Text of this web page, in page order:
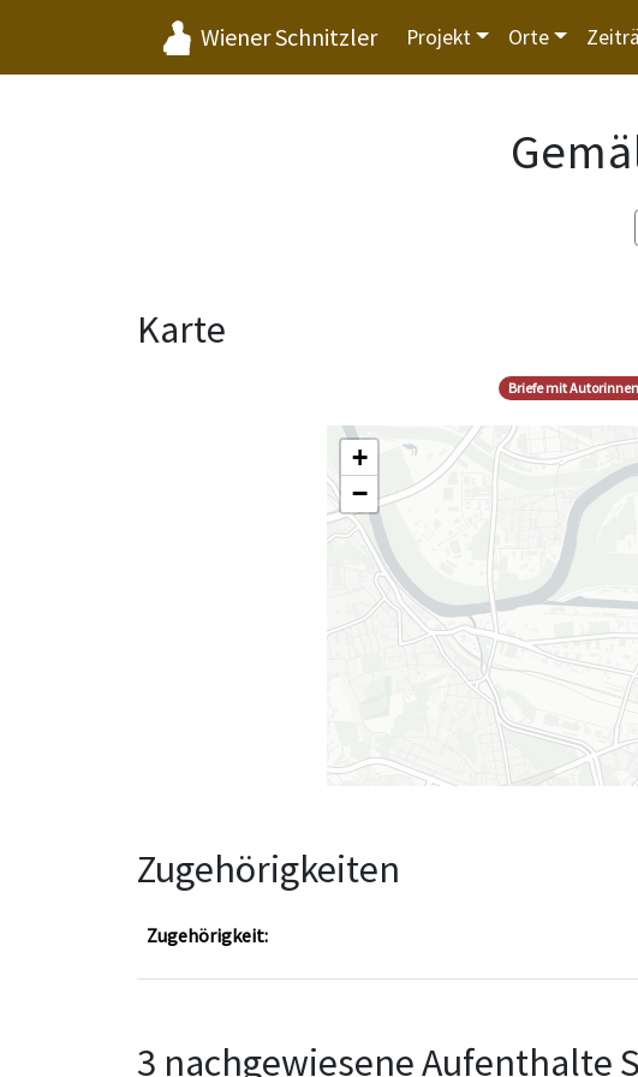
Wiener Schnitzler Projekt Orte
Karte
Briefe mit
+
−
Zugehörigkeiten
Zugehörigkeit:
3 nachgewiesene Aufenthalte